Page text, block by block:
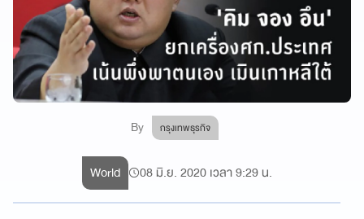
By กรุงเทพธุรกิจ
World 08 มิ.ย. 2020 เวลา 9:29 น.